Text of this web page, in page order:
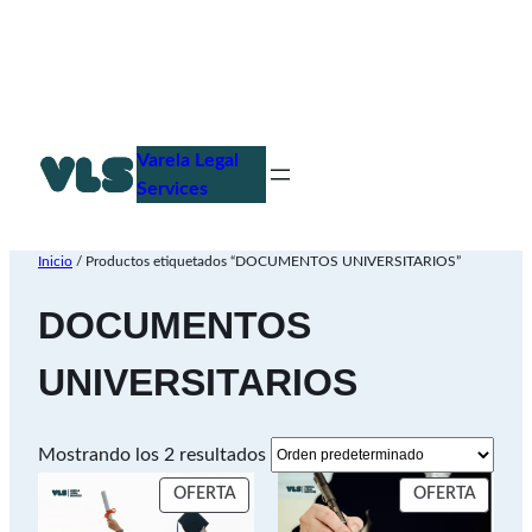
contenido
Varela Legal
Services
Inicio / Productos etiquetados “DOCUMENTOS UNIVERSITARIOS”
DOCUMENTOS
UNIVERSITARIOS
Mostrando los 2 resultados
OFERTAPRODUCTO
EN
OFERTA
EN